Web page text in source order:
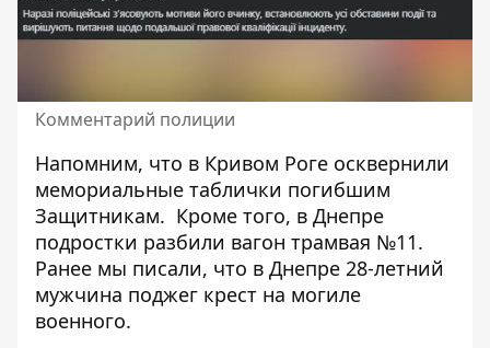
Комментарий полиции
Напомним, что в Кривом Роге осквернили
мемориальные таблички погибшим
Защитникам. Кроме того, в Днепре
подростки разбили вагон трамвая №11.
Ранее мы писали, что в Днепре 28-летний
мужчина поджег крест на могиле
военного.